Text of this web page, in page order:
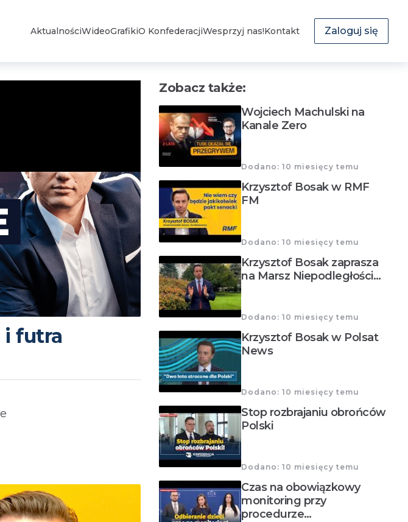
AktualnościWideoGrafikiO KonfederacjiWesprzyj nas!Kontakt Zaloguj się
i futra
Zobacz także:
Wojciech Machulski na
Kanale Zero
Dodano: 10 miesięcy temu
Krzysztof Bosak w RMF
FM
Dodano: 10 miesięcy temu
Krzysztof Bosak zaprasza
na Marsz Niepodległości…
Dodano: 10 miesięcy temu
Krzysztof Bosak w Polsat
News
Dodano: 10 miesięcy temu
Stop rozbrajaniu obrońców
Polski
Dodano: 10 miesięcy temu
Czas na obowiązkowy
monitoring przy
procedurze…